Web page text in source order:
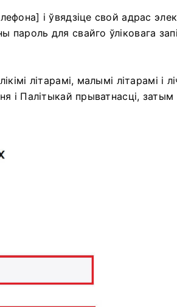
і ўвядзіце свой адрас
пароль для свайго ўліковага
літарамі, малымі літарамі і
і Палітыкай прыватнасці, затым